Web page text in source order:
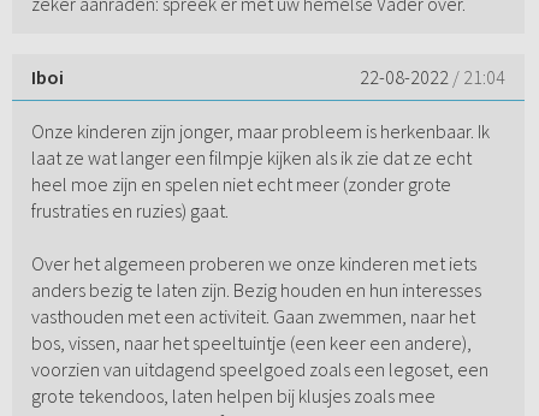
Iboi 22-08-2022 / 21:04
Onze kinderen zijn jonger, maar probleem is herkenbaar. Ik
laat ze wat langer een filmpje kijken als ik zie dat ze echt
heel moe zijn en spelen niet echt meer (zonder grote
frustraties en ruzies) gaat.
Over het algemeen proberen we onze kinderen met iets
anders bezig te laten zijn. Bezig houden en hun interesses
vasthouden met een activiteit. Gaan zwemmen, naar het
bos, vissen, naar het speeltuintje (een keer een andere),
voorzien van uitdagend speelgoed zoals een legoset, een
grote tekendoos, laten helpen bij klusjes zoals mee